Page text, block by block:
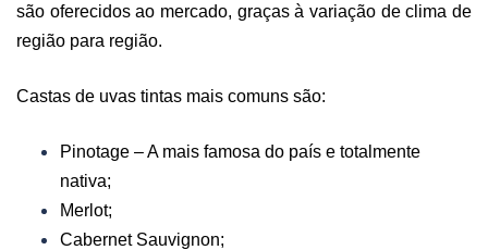
são oferecidos ao mercado, graças à variação de clima de
região para região.
Castas de uvas tintas mais comuns são:
Pinotage – A mais famosa do país e totalmente
nativa;
Merlot;
Cabernet Sauvignon;